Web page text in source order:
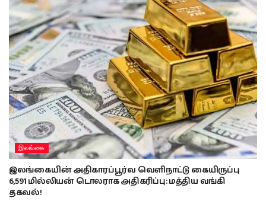
இலங்கை
இலங்கையின் அதிகாரப்பூர்வ வெளிநாட்டு கையிருப்பு
6,591 மில்லியன் டொலராக அதிகரிப்பு: மத்திய வங்கி
தகவல்!